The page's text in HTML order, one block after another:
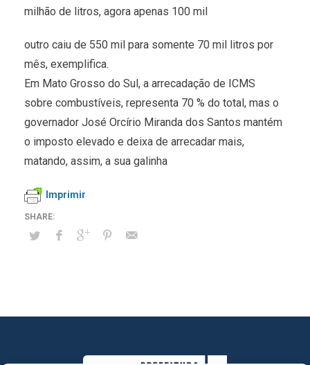
milhão de litros, agora apenas 100 mil
outro caiu de 550 mil para somente 70 mil litros por
mês, exemplifica.
Em Mato Grosso do Sul, a arrecadação de ICMS
sobre combustíveis, representa 70 % do total, mas o
governador José Orcírio Miranda dos Santos mantém
o imposto elevado e deixa de arrecadar mais,
matando, assim, a sua galinha
Imprimir